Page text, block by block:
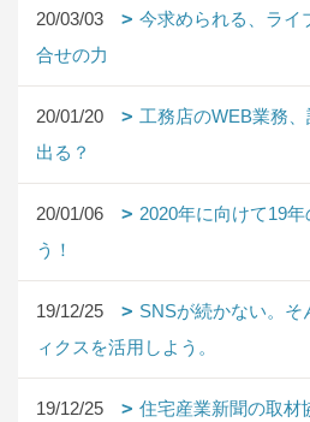
20/03/03
今求められる、ライ
合せの力
20/01/20
工務店のWEB業務
出る？
20/01/06
2020年に向けて19
う！
19/12/25
SNSが続かない。そ
ィクスを活用しよう。
19/12/25 住宅産業新聞の取材